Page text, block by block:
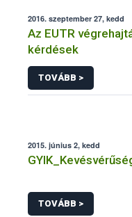
2016. szeptember 27, kedd
Az EUTR
kérdések
TOVÁBB >
2015. június 2, kedd
TOVÁBB >